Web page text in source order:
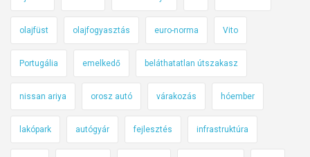
olajfüst olajfogyasztás euro-norma Vito
Portugália emelkedő beláthatatlan útszakasz
nissan ariya orosz autó várakozás hóember
lakópark autógyár fejlesztés infrastruktúra